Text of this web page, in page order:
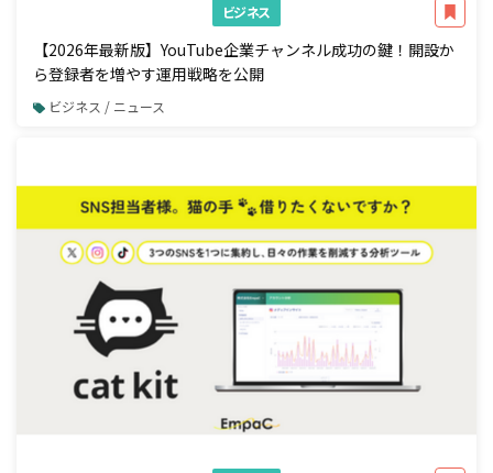
ビジネス
【2026年最新版】YouTube企業チャンネル成功の鍵！開設か
ら登録者を増やす運用戦略を公開
ビジネス / ニュース